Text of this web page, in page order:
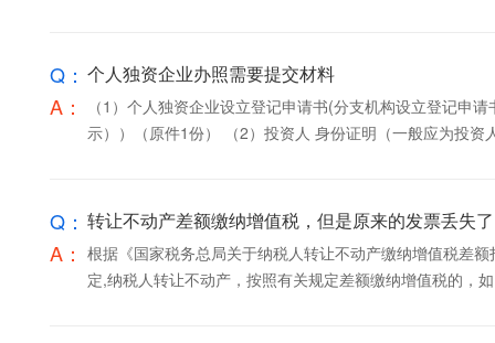
Q： 个人独资企业办照需要提交材料
A：
（1）个人独资企业设立登记申请书(分支机构设立登记申
示））（原件1份） （2）投资人 身份证明（一般应为投资
Q： 转让不动产差额缴纳增值税，但是原来的发票丢失
A： 根据《国家税务总局关于纳税人转让不动产缴纳增值税差
定,纳税人转让不动产，按照有关规定差额缴纳增值税的，